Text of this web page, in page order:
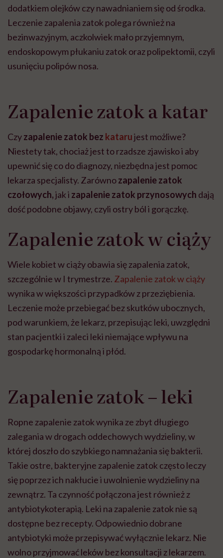
dodatkiem olejków czy nawadnianiem się od środka.
Leczenie zapalenia zatok polega również na
bezinwazyjnym, aczkolwiek mało przyjemnym,
endoskopowym płukaniu zatok oraz polipektomii, czyli
usunięciu polipów nosa.
Zapalenie zatok a katar
Czyzapalenie zatok bez katarujest możliwe?
Niestety tak, chociaż jest to rzadsze zjawisko i aby
upewnić się co do diagnozy, niezbędna jest pomoc
lekarza specjalisty. Zarównozapalenie zatok
czołowych,jak i zapalenie zatok przynosowych dają
dość podobne objawy, czyli ostry ból i gorączkę.
Zapalenie zatok w ciąży
Wiele kobiet w ciąży obawia się zapalenia zatok,
szczególnie w I trymestrze. Zapalenie zatok w ciąży
wynika w większości przypadków z przeziębienia.
Leczenie może przebiegać bez skutków ubocznych,
pod warunkiem, że lekarz, przepisując leki, uwzględni
stan pacjentki i zaleci leki niemające wpływu na
gospodarkę hormonalną i płód.
Zapalenie zatok – leki
Ropne zapalenie zatok wynika ze zbyt długiego
zalegania w drogach oddechowych wydzieliny, w
której doszło do szybkiego namnażania się bakterii.
Takie ostre, bakteryjne zapalenie zatok często leczy
się poprzez ich nakłucie i uwolnienie wydzieliny na
zewnątrz. Ta czynność połączona jest również z
antybiotykoterapią. Leki na zapalenie zatok nie są
dostępne bez recepty. Odpowiednio dobrane
antybiotyki może przepisywać wyłącznie lekarz. Nie
wolno przyjmować leków bez konsultacji z lekarzem.